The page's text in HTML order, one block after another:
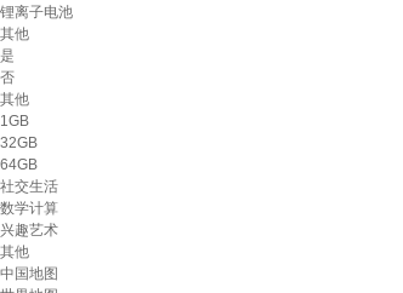
锂离子电池
其他
是
否
其他
1GB
32GB
64GB
社交生活
数学计算
兴趣艺术
其他
中国地图